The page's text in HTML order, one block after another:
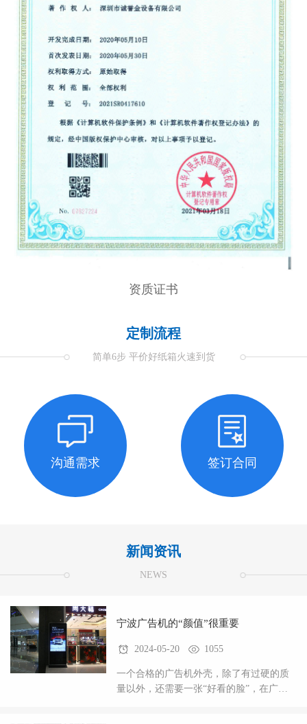
资质证书
定制流程
简单6步 平价好纸箱火速到货
沟通需求 签订合同
新闻资讯
NEWS
宁波广告机的“颜值”很重要
2024-05-20 1055
一个合格的广告机外壳，除了有过硬的质
量以外，还需要一张“好看的脸”，在广告